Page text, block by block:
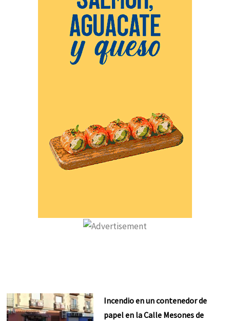
Incendio en un contenedor de
papel en la Calle Mesones de